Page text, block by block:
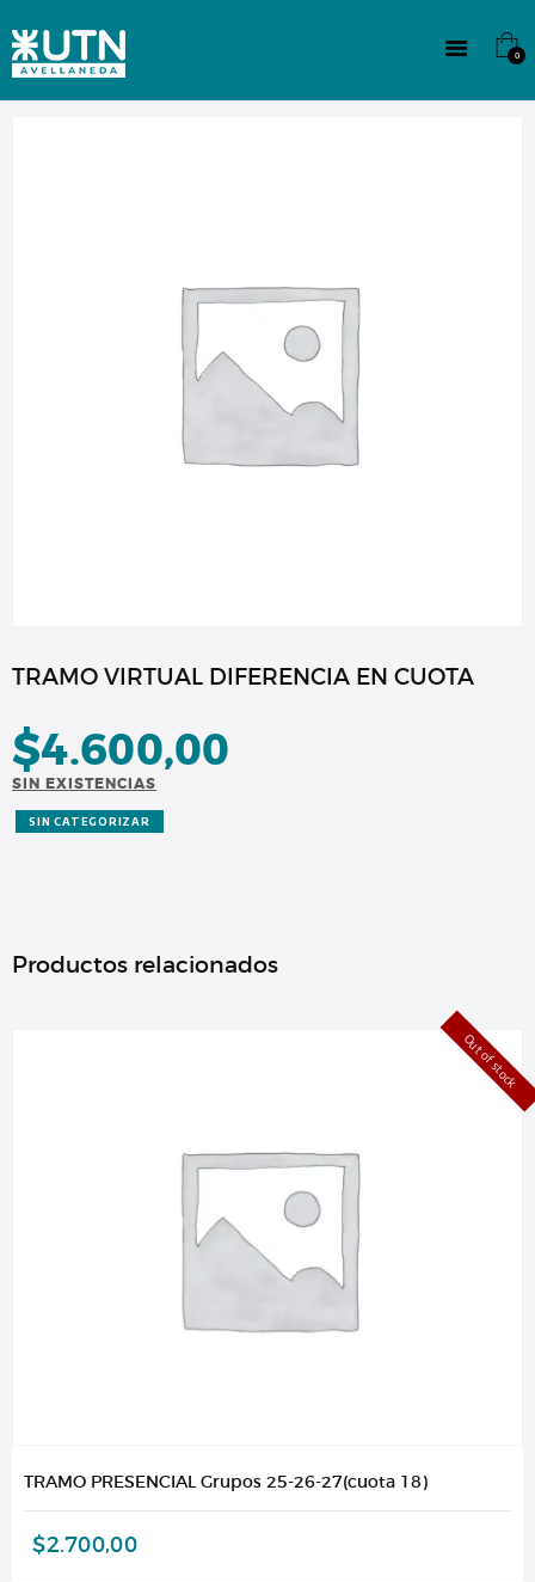
0
CULTURA
TRAMO VIRTUAL DIFERENCIA EN CUOTA
$4.600,00
SIN EXISTENCIAS
SIN CATEGORIZAR
Productos relacionados
Out of stock
TRAMO PRESENCIAL Grupos 25-26-27(cuota 18)
$2.700,00